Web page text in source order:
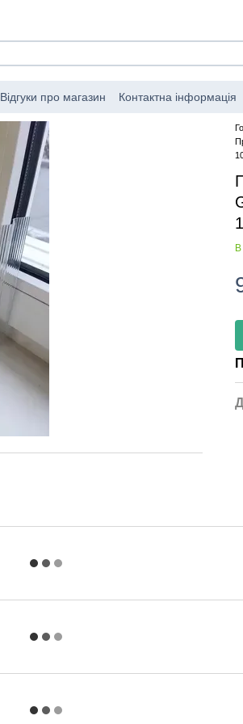
Відгуки про магазин Контактна інформація